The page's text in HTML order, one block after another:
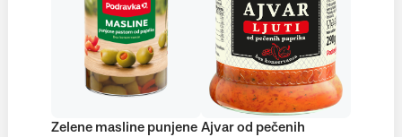
Zelene masline punjene Ajvar od pečenih